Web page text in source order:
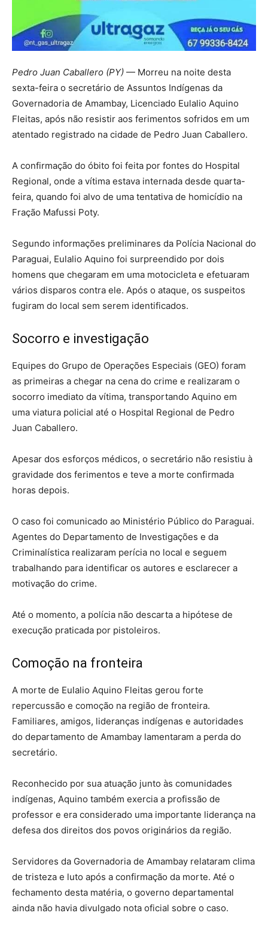
Pedro Juan Caballero (PY) — Morreu na noite desta
sexta-feira o secretário de Assuntos Indígenas da
Governadoria de Amambay, Licenciado Eulalio Aquino
Fleitas, após não resistir aos ferimentos sofridos em um
atentado registrado na cidade de Pedro Juan Caballero.
A confirmação do óbito foi feita por fontes do Hospital
Regional, onde a vítima estava internada desde quarta-
feira, quando foi alvo de uma tentativa de homicídio na
Fração Mafussi Poty.
Segundo informações preliminares da Polícia Nacional do
Paraguai, Eulalio Aquino foi surpreendido por dois
homens que chegaram em uma motocicleta e efetuaram
vários disparos contra ele. Após o ataque, os suspeitos
fugiram do local sem serem identificados.
Socorro e investigação
Equipes do Grupo de Operações Especiais (GEO) foram
as primeiras a chegar na cena do crime e realizaram o
socorro imediato da vítima, transportando Aquino em
uma viatura policial até o Hospital Regional de Pedro
Juan Caballero.
Apesar dos esforços médicos, o secretário não resistiu à
gravidade dos ferimentos e teve a morte confirmada
horas depois.
O caso foi comunicado ao Ministério Público do Paraguai.
Agentes do Departamento de Investigações e da
Criminalística realizaram perícia no local e seguem
trabalhando para identificar os autores e esclarecer a
motivação do crime.
Até o momento, a polícia não descarta a hipótese de
execução praticada por pistoleiros.
Comoção na fronteira
A morte de Eulalio Aquino Fleitas gerou forte
repercussão e comoção na região de fronteira.
Familiares, amigos, lideranças indígenas e autoridades
do departamento de Amambay lamentaram a perda do
secretário.
Reconhecido por sua atuação junto às comunidades
indígenas, Aquino também exercia a profissão de
professor e era considerado uma importante liderança na
defesa dos direitos dos povos originários da região.
Servidores da Governadoria de Amambay relataram clima
de tristeza e luto após a confirmação da morte. Até o
fechamento desta matéria, o governo departamental
ainda não havia divulgado nota oficial sobre o caso.